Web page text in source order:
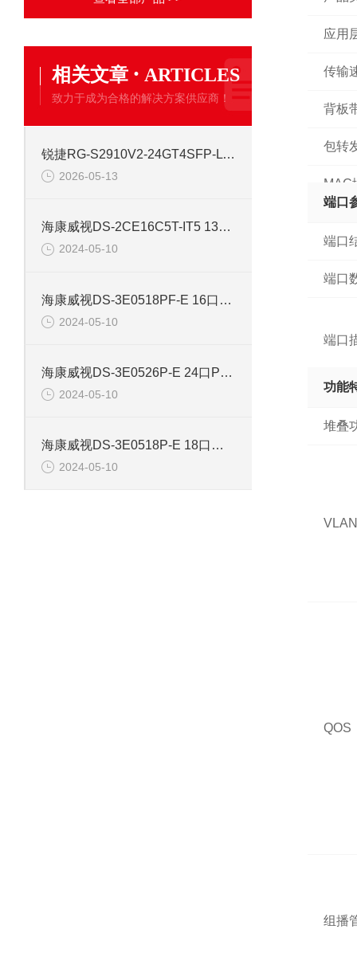
相关文章 · ARTICLES
致力于成为合格的解决方案供应商！
锐捷RG-S2910V2-24GT4SFP-L 24口网管千兆交换机
2026-05-13
海康威视DS-2CE16C5T-IT5 130万红外高清同轴交换机
2024-05-10
海康威视DS-3E0518PF-E 16口智能POE千兆交换机
2024-05-10
海康威视DS-3E0526P-E 24口POE千兆智能交换机
2024-05-10
海康威视DS-3E0518P-E 18口千兆POE交换机
2024-05-10
应用
传输
背板
包转
MAC
端口
端口
端口
端口
功能
堆叠
QOS
组播